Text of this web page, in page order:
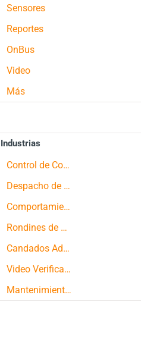
Sensores
Reportes
OnBus
Video
Más
Industrias
Control de Combustible
Despacho de Autobuses
Comportamiento del conductor
Rondines de Seguridad
Candados Aduaneros
Video Verificación
Mantenimiento de Flotas